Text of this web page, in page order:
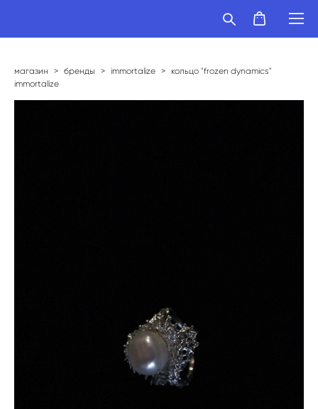
магазин > бренды > immortalize > кольцо "frozen dynamics"
immortalize